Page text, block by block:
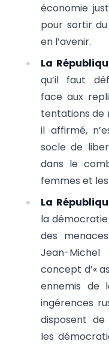
économie
pour sortir
en l’avenir.
La
qu’il faut
face aux
tentations de
il affirmé,
socle de
dans le
femmes et
La
la démocratie
des
Jean-
concept d’«
ennemis de
ingérences
disposent
les